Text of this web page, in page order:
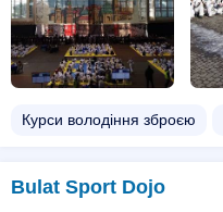
Курси володіння зброєю
Bulat Sport Dojo